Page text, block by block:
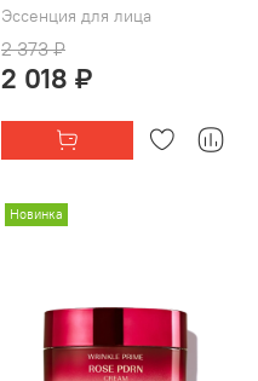
Эссенция для лица
2 373 ₽
2 018 ₽
Новинка